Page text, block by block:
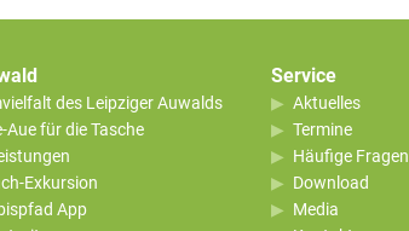
des Leipziger Auwalds
Aue für die Tasche
Exkursion
App
Service
Aktuelles
Termine
Häufige Fragen
Download
Media